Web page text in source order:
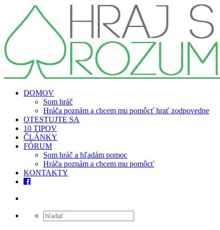
DOMOV
Som hráč
Hráča poznám a chcem mu pomôcť hrať zodpovedne
OTESTUJTE SA
10 TIPOV
ČLÁNKY
FÓRUM
Som hráč a hľadám pomoc
Hráča poznám a chcem mu pomôcť
KONTAKTY